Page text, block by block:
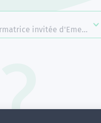
invitée
ne